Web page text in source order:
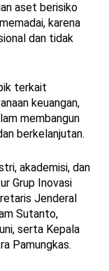
aset berisiko
karena
dan tidak
terkait
keuangan,
membangun
berkelanjutan.
akademisi, dan
Grup Inovasi
Jenderal
Sutanto,
serta Kepala
Pamungkas.